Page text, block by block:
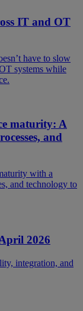
IT and OT
have to slow
systems while
maturity: A
and
with a
and technology to
2026
integration, and